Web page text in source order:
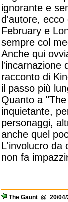
ignorante e
d'autore, ecco
February e
sempre col
Anche qui
l'incarnazione
racconto di
il passo più
Quanto a
inquietante,
personaggi,
anche quel
L'involucro da
non fa
The Gaunt @ 20/